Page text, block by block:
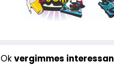
Ok vergimmes